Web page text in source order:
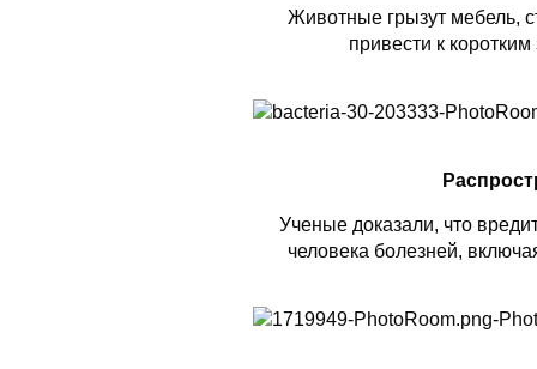
Животные грызут мебель,
привести к
Ученые доказали, что
человека болезней,